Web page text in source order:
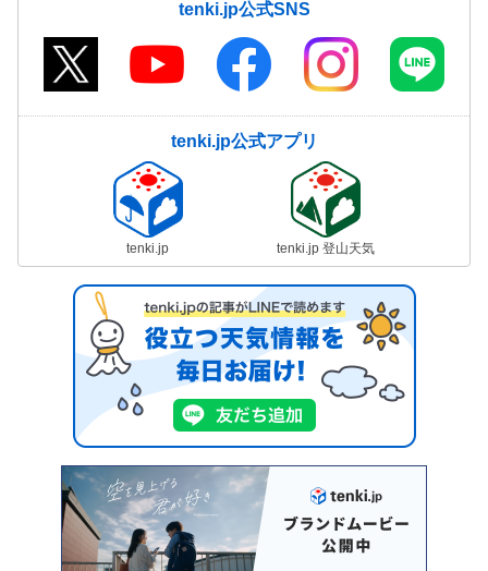
tenki.jp公式SNS
tenki.jp公式アプリ
tenki.jp tenki.jp 登山天気